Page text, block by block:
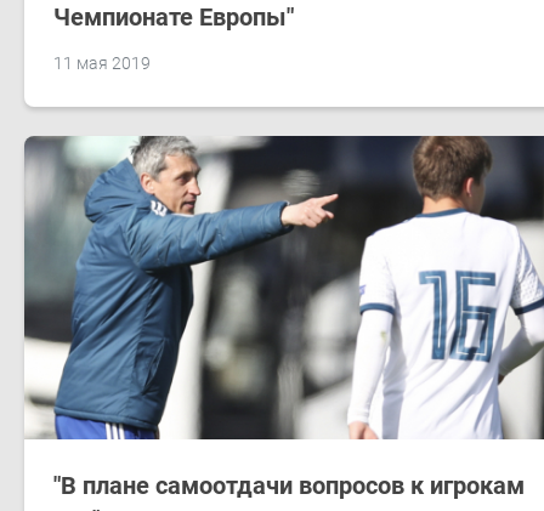
11 мая 2019
Чемпионате Европы"
"В плане самоотдачи вопросов к игрокам